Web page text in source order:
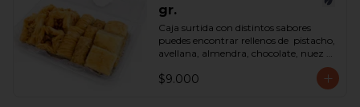
gr.
Caja surtida con distintos sabores
puedes encontrar rellenos de  pistacho,
avellana, almendra, chocolate, nuez y
*Surtido enviado sujeto a
$9.000